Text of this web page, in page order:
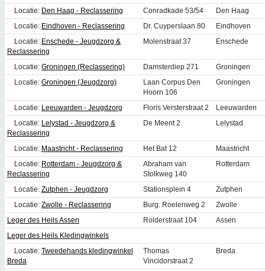
Locatie: Den Haag - Reclassering Conradkade 53/54
Den Haag
Locatie: Eindhoven - Reclassering Dr. Cuyperslaan 80
Eindhoven
Locatie: Enschede - Jeugdzorg &
Reclassering
Molenstraat 37 Enschede
Locatie: Groningen (Reclassering) Damsterdiep 271
Groningen
Locatie: Groningen (Jeugdzorg)
Laan Corpus Den
Hoorn 106
Groningen
Locatie: Leeuwarden - Jeugdzorg Floris Versterstraat 2
Leeuwarden
Locatie: Lelystad - Jeugdzorg &
Reclassering
De Meent 2 Lelystad
Locatie: Maastricht - Reclassering Het Bat 12
Maastricht
Locatie: Rotterdam - Jeugdzorg &
Reclassering
Abraham van
Stolkweg 140
Rotterdam
Locatie: Zutphen - Jeugdzorg Stationsplein 4
Zutphen
Locatie: Zwolle - Reclassering Burg. Roelenweg 2
Zwolle
Leger des Heils Assen
Rolderstraat 104
Assen
Leger des Heils Kledingwinkels
Locatie: Tweedehands kledingwinkel
Breda
Thomas
Vincidorstraat 2
Breda